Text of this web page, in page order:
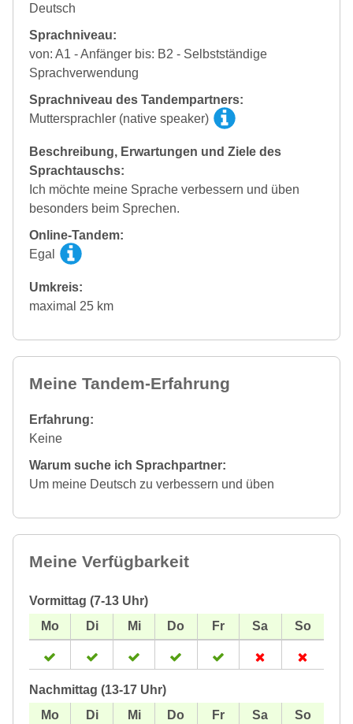
Deutsch
Sprachniveau:
von: A1 - Anfänger bis: B2 - Selbstständige
Sprachverwendung
Sprachniveau des Tandempartners:
Muttersprachler (native speaker)
Beschreibung, Erwartungen und Ziele des
Sprachtauschs:
Ich möchte meine Sprache verbessern und üben
besonders beim Sprechen.
Online-Tandem:
Egal
Umkreis:
maximal 25 km
Meine Tandem-Erfahrung
Erfahrung:
Keine
Warum suche ich Sprachpartner:
Um meine Deutsch zu verbessern und üben
Meine Verfügbarkeit
Vormittag (7-13 Uhr)
Nachmittag (13-17 Uhr)